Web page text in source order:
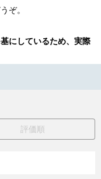
ぞ。
にしているため、実際
評価順